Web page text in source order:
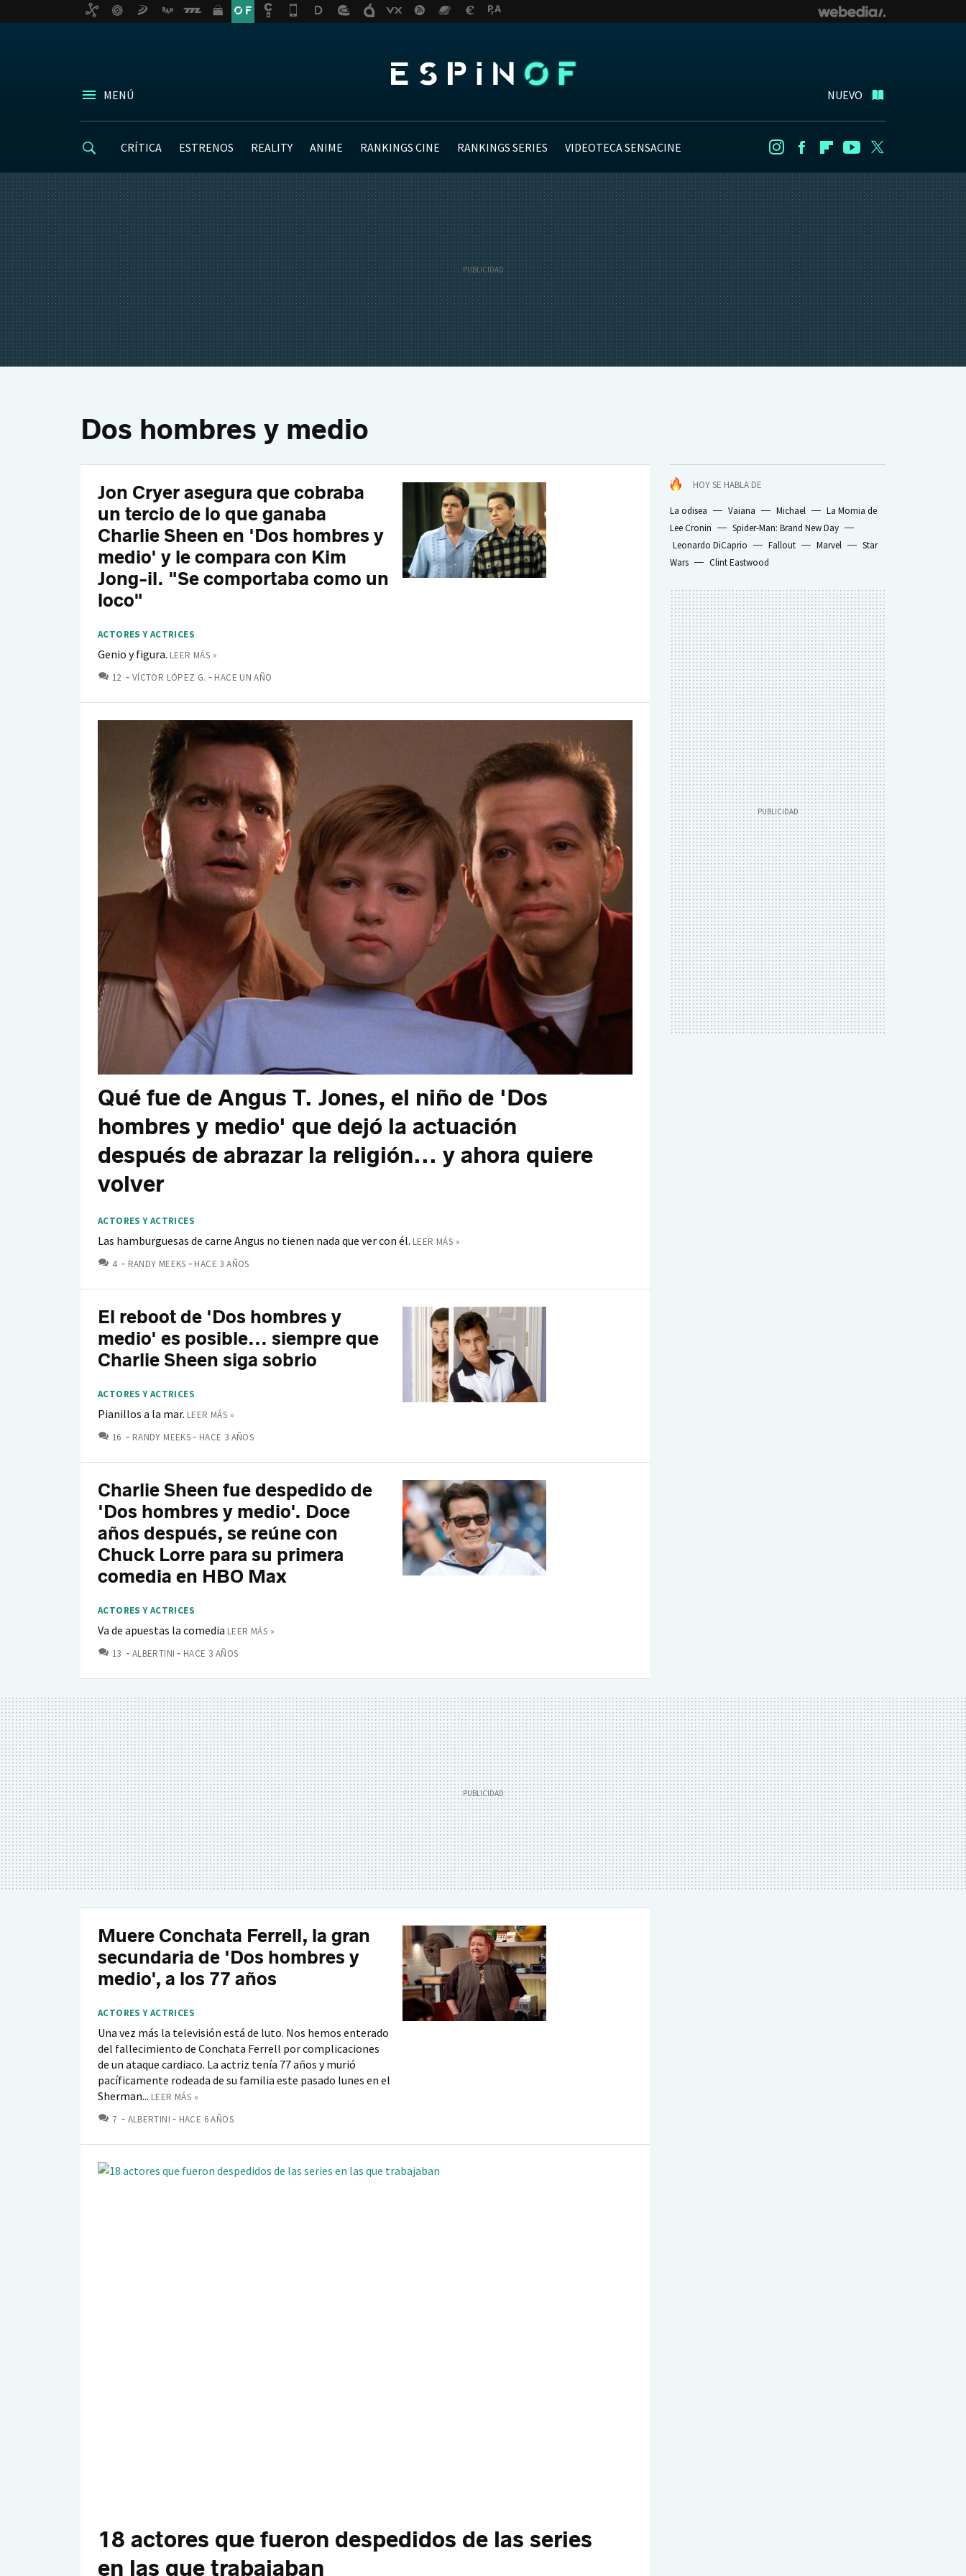
MENÚ NUEVO
CRÍTICA ESTRENOS REALITY ANIME RANKINGS CINE RANKINGS SERIES VIDEOTECA SENSACINE InstagramFacebookFlipboard
Youtube
Dos hombres y medio
HOY SE HABLA DE
La odisea Vaiana Michael
La Momia de
Lee Cronin
Spider-Man: Brand New Day
Leonardo DiCaprio
Fallout Marvel
Star
Wars
Clint Eastwood
Jon Cryer asegura que cobraba
un tercio de lo que ganaba
Charlie Sheen en 'Dos hombres y
medio' y le compara con Kim
Jong-il. "Se comportaba como un
loco"
ACTORES Y ACTRICES
Genio y figura. LEER MÁS »
12 COMENTARIOS
VÍCTOR LÓPEZ G. HACE UN AÑO
Qué fue de Angus T. Jones, el niño de 'Dos
hombres y medio' que dejó la actuación
después de abrazar la religión... y ahora quiere
volver
ACTORES Y ACTRICES
Las hamburguesas de carne Angus no tienen nada que ver con él. LEER MÁS »
4 COMENTARIOS
RANDY MEEKS HACE 3 AÑOS
El reboot de 'Dos hombres y
medio' es posible... siempre que
Charlie Sheen siga sobrio
ACTORES Y ACTRICES
Pianillos a la mar. LEER MÁS »
16 COMENTARIOS
RANDY MEEKS HACE 3 AÑOS
Charlie Sheen fue despedido de
'Dos hombres y medio'. Doce
años después, se reúne con
Chuck Lorre para su primera
comedia en HBO Max
ACTORES Y ACTRICES
Va de apuestas la comedia LEER MÁS »
13 COMENTARIOS
ALBERTINI HACE 3 AÑOS
Muere Conchata Ferrell, la gran
secundaria de 'Dos hombres y
medio', a los 77 años
ACTORES Y ACTRICES
Una vez más la televisión está de luto. Nos hemos enterado
del fallecimiento de Conchata Ferrell por complicaciones
de un ataque cardiaco. La actriz tenía 77 años y murió
pacíficamente rodeada de su familia este pasado lunes en el
Sherman... LEER MÁS »
7 COMENTARIOS
ALBERTINI HACE 6 AÑOS
18 actores que fueron despedidos de las series
en las que trabajaban